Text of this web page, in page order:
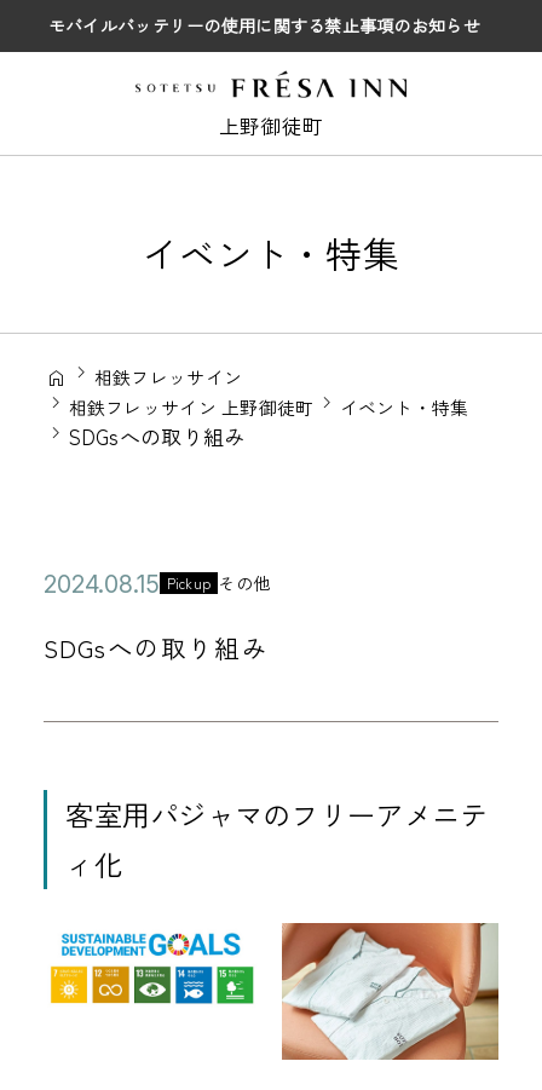
モバイルバッテリーの使用に関する禁止事項のお知らせ
上野御徒町
イベント・特集
相鉄フレッサイン
相鉄フレッサイン 上野御徒町
イベント・特集
SDGsへの取り組み
SDGsへの取り組み
公
日
2
2
年
8
月
5
日
カ
テ
Pickup その他
客室用パジャマのフリーアメニテ
ィ化